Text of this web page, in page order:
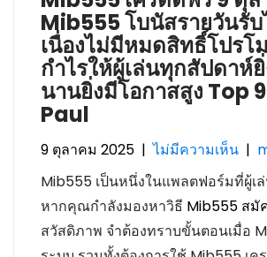
Mib555 โบนัสรายวันรั
เนื่องไม่มีหมดสิทธิ์โปร
กำไรให้ผู้เล่นทุกสัปดาห์
นานยิ่งมีโอกาสสูง Top
Paul
9 ตุลาคม 2025 |ไม่มีความเห็น |
Mib555 เป็นหนึ่งในแพลตฟอร์มที่ผู้เ
หากคุณกำลังมองหาวิธี Mib555 สมั
สวัสดิภาพ จำต้องทราบขั้นตอนเมื่อ